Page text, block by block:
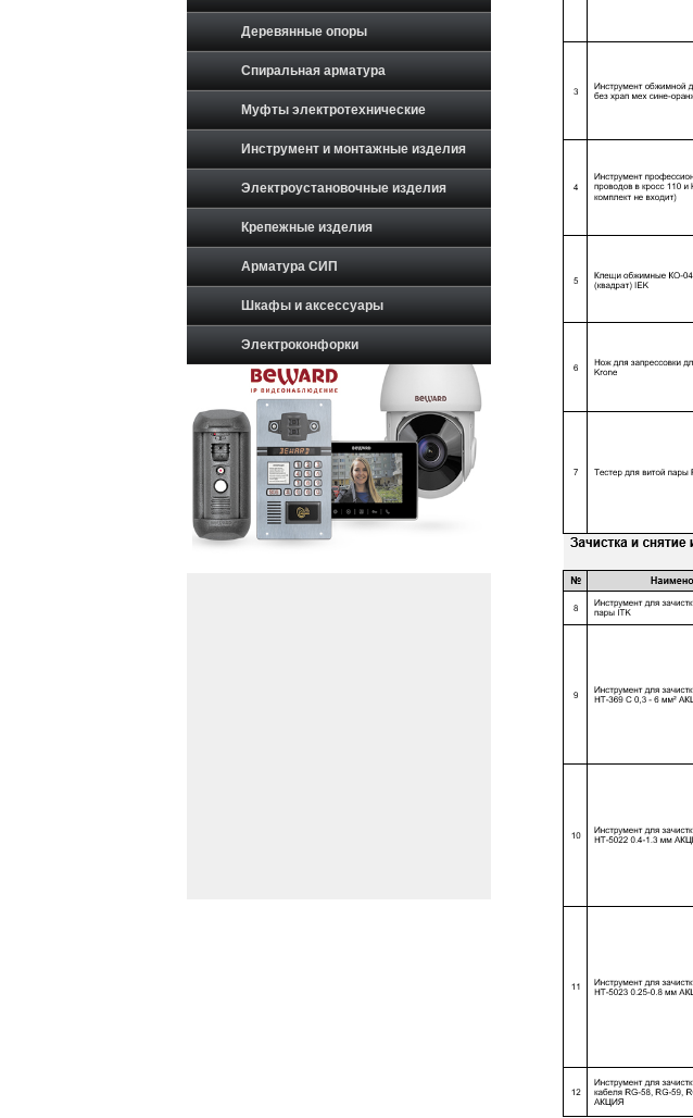
Деревянные опоры
Спиральная арматура
Муфты электротехнические
Инструмент и монтажные изделия
Электроустановочные изделия
Крепежные изделия
Арматура СИП
Шкафы и аксессуары
Электроконфорки